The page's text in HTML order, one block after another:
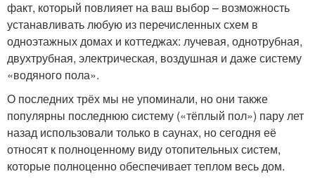
факт, который повлияет на ваш выбор – возможность
устанавливать любую из перечисленных схем в
одноэтажных домах и коттеджах: лучевая, однотрубная,
двухтрубная, электрическая, воздушная и даже систему
«водяного пола».
О последних трёх мы не упоминали, но они также
популярны последнюю систему («тёплый пол») пару лет
назад использовали только в саунах, но сегодня её
относят к полноценному виду отопительных систем,
которые полноценно обеспечивает теплом весь дом.